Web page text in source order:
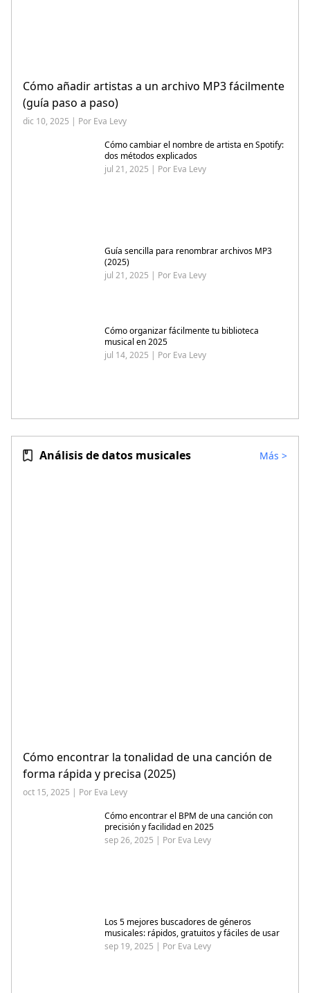
Cómo añadir artistas a un archivo MP3 fácilmente
(guía paso a paso)
dic 10, 2025 | Por Eva Levy
Cómo cambiar el nombre de artista en Spotify:
dos métodos explicados
jul 21, 2025 | Por Eva Levy
Guía sencilla para renombrar archivos MP3
(2025)
jul 21, 2025 | Por Eva Levy
Cómo organizar fácilmente tu biblioteca
musical en 2025
jul 14, 2025 | Por Eva Levy
Análisis de datos musicales Más >
Cómo encontrar la tonalidad de una canción de
forma rápida y precisa (2025)
oct 15, 2025 | Por Eva Levy
Cómo encontrar el BPM de una canción con
precisión y facilidad en 2025
sep 26, 2025 | Por Eva Levy
Los 5 mejores buscadores de géneros
musicales: rápidos, gratuitos y fáciles de usar
sep 19, 2025 | Por Eva Levy